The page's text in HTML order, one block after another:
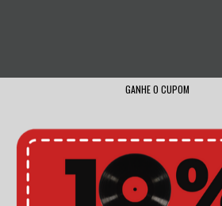
GANHE O CUPOM